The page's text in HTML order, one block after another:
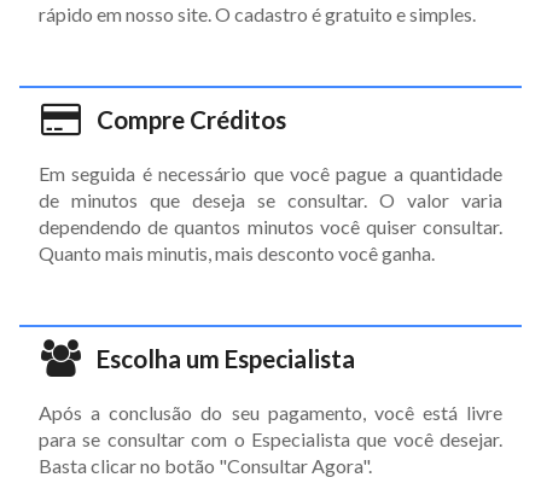
rápido em nosso site. O cadastro é gratuito e simples.
Compre Créditos
Em seguida é necessário que você pague a quantidade
de minutos que deseja se consultar. O valor varia
dependendo de quantos minutos você quiser consultar.
Quanto mais minutis, mais desconto você ganha.
Escolha um Especialista
Após a conclusão do seu pagamento, você está livre
para se consultar com o Especialista que você desejar.
Basta clicar no botão "Consultar Agora".